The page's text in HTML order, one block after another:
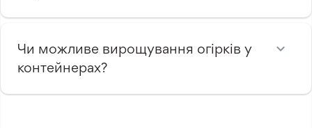
Чи можливе вирощування огірків у
контейнерах?